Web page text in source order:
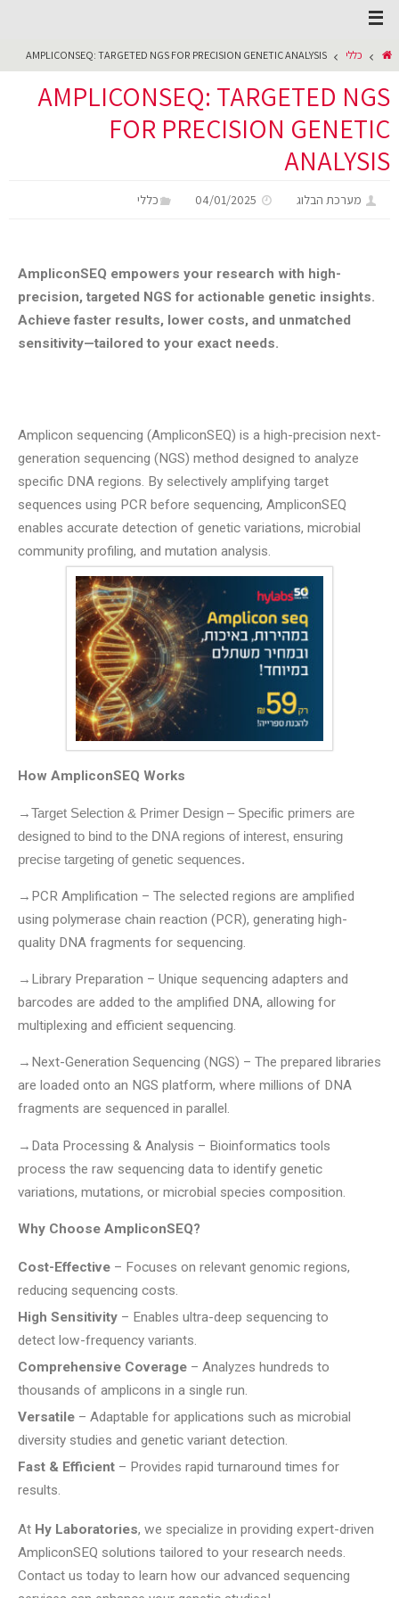
כללי AMPLICONSEQ: TARGETED NGS FOR PRECISION GENETIC ANALYSIS
AMPLICONSEQ: TARGETED NGS
FOR PRECISION GENETIC
ANALYSIS
מערכת הבלוג 04/01/2025 כללי
AmpliconSEQ empowers your research with high-
precision, targeted NGS for actionable genetic insights.
Achieve faster results, lower costs, and unmatched
sensitivity—tailored to your exact needs.
Amplicon sequencing (AmpliconSEQ) is a high-precision next-
generation sequencing (NGS) method designed to analyze
specific DNA regions. By selectively amplifying target
sequences using PCR before sequencing, AmpliconSEQ
enables accurate detection of genetic variations, microbial
community profiling, and mutation analysis.
How AmpliconSEQ Works
→Target Selection & Primer Design – Specific primers are
designed to bind to the DNA regions of interest, ensuring
precise targeting of genetic sequences.
→ PCR Amplification – The selected regions are amplified
using polymerase chain reaction (PCR), generating high-
quality DNA fragments for sequencing.
→ Library Preparation – Unique sequencing adapters and
barcodes are added to the amplified DNA, allowing for
multiplexing and efficient sequencing.
→ Next-Generation Sequencing (NGS) – The prepared libraries
are loaded onto an NGS platform, where millions of DNA
fragments are sequenced in parallel.
→ Data Processing & Analysis – Bioinformatics tools
process the raw sequencing data to identify genetic
variations, mutations, or microbial species composition.
Why Choose AmpliconSEQ?
Cost-Effective – Focuses on relevant genomic regions,
reducing sequencing costs.
High Sensitivity – Enables ultra-deep sequencing to
detect low-frequency variants.
Comprehensive Coverage – Analyzes hundreds to
thousands of amplicons in a single run.
Versatile – Adaptable for applications such as microbial
diversity studies and genetic variant detection.
Fast & Efficient – Provides rapid turnaround times for
results.
At Hy Laboratories, we specialize in providing expert-driven
AmpliconSEQ solutions tailored to your research needs.
Contact us today to learn how our advanced sequencing